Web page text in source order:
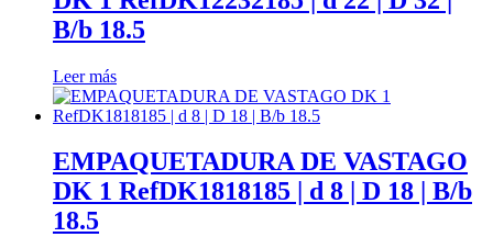
B/b 18.5
Leer más
EMPAQUETADURA DE VASTAGO
DK 1 RefDK1818185 | d 8 | D 18 | B/b
18.5